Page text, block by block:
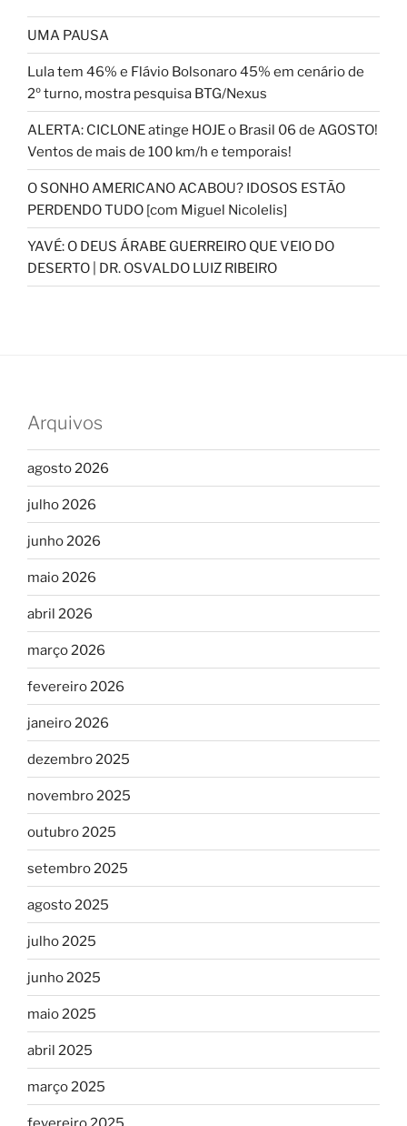
UMA PAUSA
Lula tem 46% e Flávio Bolsonaro 45% em cenário de
2º turno, mostra pesquisa BTG/Nexus
ALERTA: CICLONE atinge HOJE o Brasil 06 de AGOSTO!
Ventos de mais de 100 km/h e temporais!
O SONHO AMERICANO ACABOU? IDOSOS ESTÃO
PERDENDO TUDO [com Miguel Nicolelis]
YAVÉ: O DEUS ÁRABE GUERREIRO QUE VEIO DO
DESERTO | DR. OSVALDO LUIZ RIBEIRO
Arquivos
agosto 2026
julho 2026
junho 2026
maio 2026
abril 2026
março 2026
fevereiro 2026
janeiro 2026
dezembro 2025
novembro 2025
outubro 2025
setembro 2025
agosto 2025
julho 2025
junho 2025
maio 2025
abril 2025
março 2025